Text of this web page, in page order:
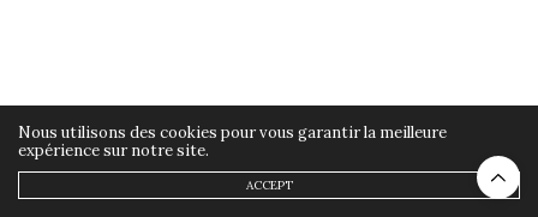
Nous utilisons des cookies pour vous garantir la meilleure
expérience sur notre site.
ACCEPT